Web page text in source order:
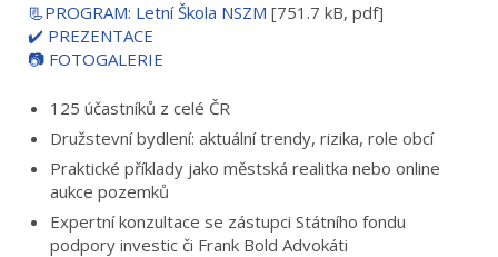
📃PROGRAM: Letní Škola NSZM [751.7 kB, pdf]
✔️ PREZENTACE
📷 FOTOGALERIE
125 účastníků z celé ČR
Družstevní bydlení: aktuální trendy, rizika, role obcí
Praktické příklady jako městská realitka nebo online
aukce pozemků
Expertní konzultace se zástupci Státního fondu
podpory investic či Frank Bold Advokáti